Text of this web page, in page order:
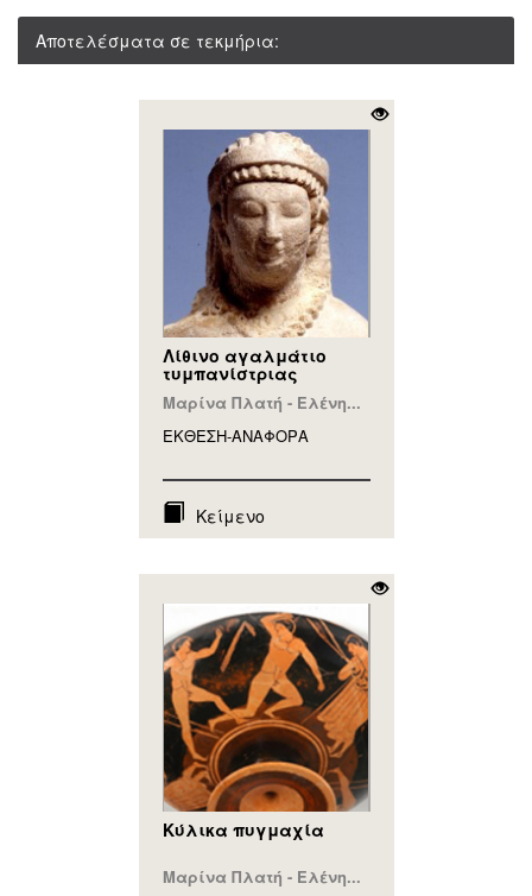
Αποτελέσματα σε τεκμήρια:
Λίθινο αγαλμάτιο
τυμπανίστριας
Μαρίνα Πλατή - Ελένη...
ΕΚΘΕΣΗ-ΑΝΑΦΟΡA
Κείμενο
Κύλικα πυγμαχία
Μαρίνα Πλατή - Ελένη...